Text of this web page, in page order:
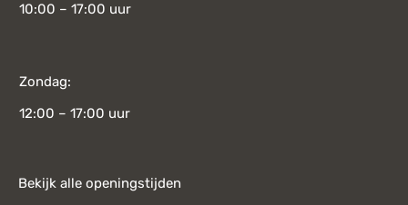
10:00 – 17:00 uur
Zondag:
12:00 – 17:00 uur
Bekijk alle openingstijden